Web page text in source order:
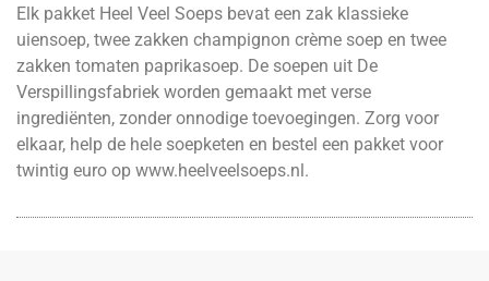
Elk pakket Heel Veel Soeps bevat een zak klassieke
uiensoep, twee zakken champignon crème soep en twee
zakken tomaten paprikasoep. De soepen uit De
Verspillingsfabriek worden gemaakt met verse
ingrediënten, zonder onnodige toevoegingen. Zorg voor
elkaar, help de hele soepketen en bestel een pakket voor
twintig euro op www.heelveelsoeps.nl.